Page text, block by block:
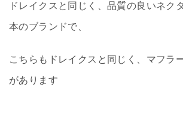
ドレイクスと同じく、品質の良いネク
本のブランドで、
こちらもドレイクスと同じく、マフラ
があります